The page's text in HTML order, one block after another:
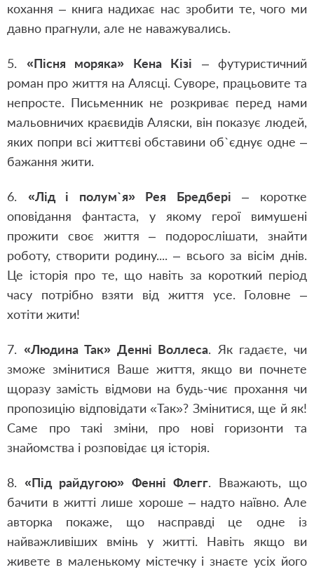
кохання – книга надихає нас зробити те, чого ми
давно прагнули, але не наважувались.
5. «Пісня моряка» Кена Кізі – футуристичний
роман про життя на Алясці. Суворе, працьовите та
непросте. Письменник не розкриває перед нами
мальовничих краєвидів Аляски, він показує людей,
яких попри всі життєві обставини об`єднує одне –
бажання жити.
6. «Лід і полум`я» Рея Бредбері – коротке
оповідання фантаста, у якому герої вимушені
прожити своє життя – подорослішати, знайти
роботу, створити родину.... – всього за вісім днів.
Це історія про те, що навіть за короткий період
часу потрібно взяти від життя усе. Головне –
хотіти жити!
7. «Людина Так» Денні Воллеса. Як гадаєте, чи
зможе змінитися Ваше життя, якщо ви почнете
щоразу замість відмови на будь-чиє прохання чи
пропозицію відповідати «Так»? Змінитися, ще й як!
Саме про такі зміни, про нові горизонти та
знайомства і розповідає ця історія.
8.«Під райдугою» Фенні Флегг. Вважають, що
бачити в житті лише хороше – надто наївно. Але
авторка покаже, що насправді це одне із
найважливіших вмінь у житті. Навіть якщо ви
живете в маленькому містечку і знаєте усіх його